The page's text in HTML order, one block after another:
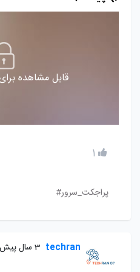
قابل مشاهده
1
پراجکت_سرور#
techran 3 سال پیش